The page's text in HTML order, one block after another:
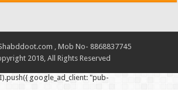
, Mob No- 8868837745
2018, All Rights Reserved
google_ad_client: "pub-